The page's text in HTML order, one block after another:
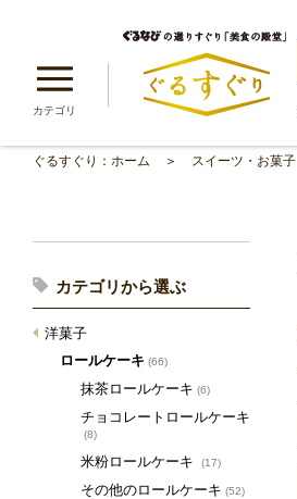
カテゴリ
ぐるすぐり：ホーム スイーツ・お菓子
カテゴリから選ぶ
洋菓子
ロールケーキ (66)
抹茶ロールケーキ (6)
チョコレートロールケーキ
(8)
米粉ロールケーキ (17)
その他のロールケーキ (52)